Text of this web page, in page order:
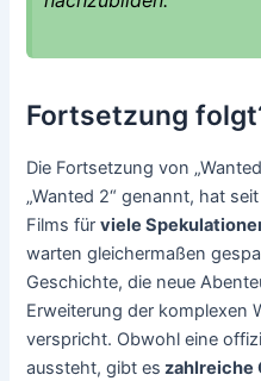
Fortsetzung
Die Fortsetzung von
„Wanted 2“ genannt, hat
Films fürviele
warten gleichermaßen
Geschichte, die neue
Erweiterung der komplexen
verspricht. Obwohl eine
aussteht, gibt es zahlreiche